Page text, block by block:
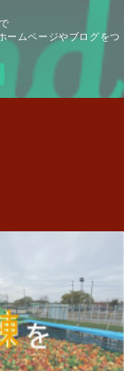
ームページやブログをつ